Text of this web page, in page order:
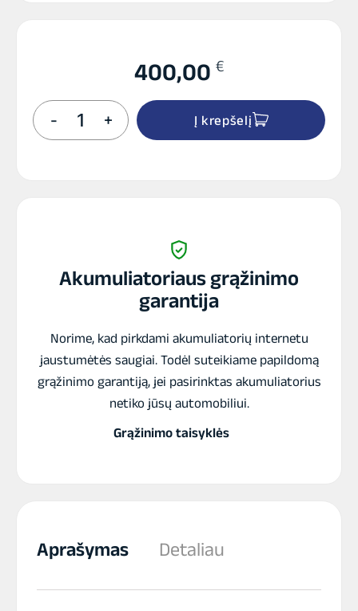
400,00 €
-
produkto
kiekis:
Akumuliatorius
75
+ Į krepšelį
Akumuliatoriaus grąžinimo
garantija
Norime, kad pirkdami akumuliatorių internetu
jaustumėtės saugiai. Todėl suteikiame papildomą
grąžinimo garantiją, jei pasirinktas akumuliatorius
netiko jūsų automobiliui.
Grąžinimo taisyklės
Aprašymas Detaliau